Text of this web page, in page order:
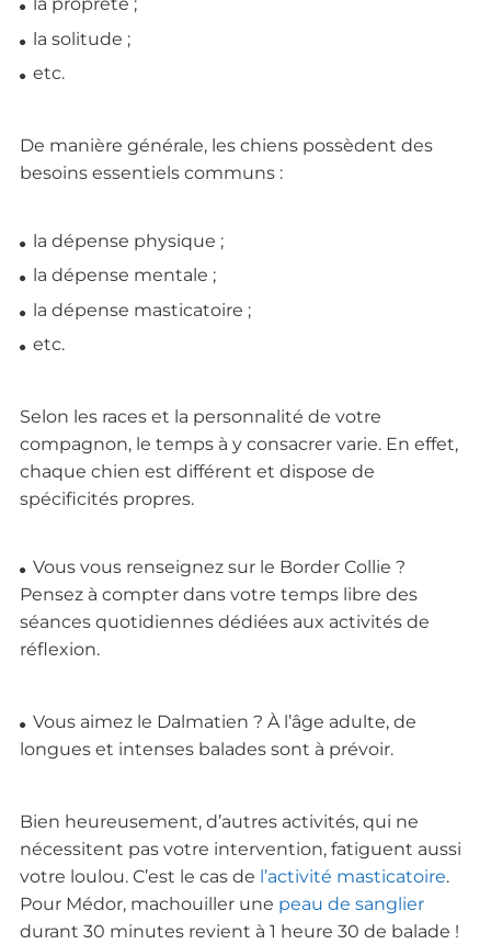
la solitude ;
etc.
De manière générale, les chiens possèdent des
besoins essentiels communs :
la dépense physique ;
la dépense mentale ;
la dépense masticatoire ;
etc.
Selon les races et la personnalité de votre
compagnon, le temps à y consacrer varie. En effet,
chaque chien est différent et dispose de
spécificités propres.
Vous vous renseignez sur le Border Collie ?
Pensez à compter dans votre temps libre des
séances quotidiennes dédiées aux activités de
réflexion.
Vous aimez le Dalmatien ? À l’âge adulte, de
longues et intenses balades sont à prévoir.
Bien heureusement, d’autres activités, qui ne
nécessitent pas votre intervention, fatiguent aussi
votre loulou. C’est le cas de l’activité masticatoire.
Pour Médor, machouiller une peau de sanglier
durant 30 minutes revient à 1 heure 30 de balade !